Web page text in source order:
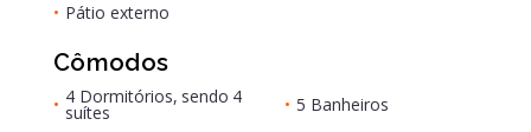
• Pátio externo
Cômodos
• 4 Dormitórios, sendo 4
suítes • 5 Banheiros